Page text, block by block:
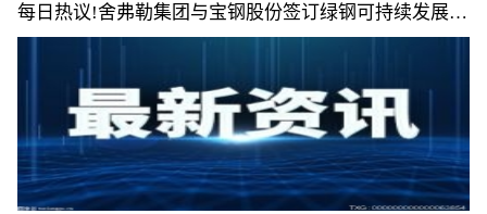
每日热议!舍弗勒集团与宝钢股份签订绿钢可持续发展战
略协议